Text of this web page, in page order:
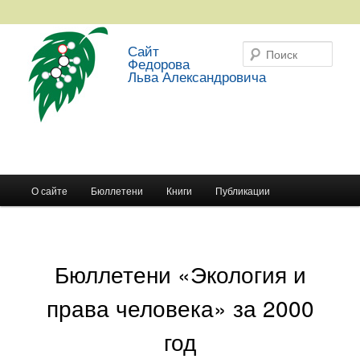
Сайт
Федорова
Льва Александровича
Перейти к основному содержимому
Перейти к дополнительному содержимому
О сайте Бюллетени Книги Публикации
Бюллетени «Экология и
права человека» за 2000
год